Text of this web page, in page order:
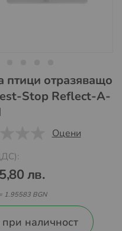
отразяващо
Stop Reflect-A-
Оцени
лв.
1.95583 BGN
наличност